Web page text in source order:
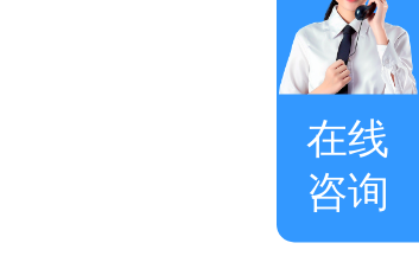
在线
咨询